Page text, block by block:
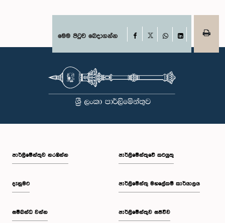
මෙම පිටුව බෙදාගන්න Facebook
WhatsAppLinkedIn
පාර්ලි‌මේන්තුව නරඹන්න
දැනුමට
සම්බන්ධ වන්න
පාර්ලිමේන්තුවේ කටයුතු
පාර්ලිමේන්තු මහලේකම් කාර්යාලය
පාර්ලිමේන්තුව සජීවීව